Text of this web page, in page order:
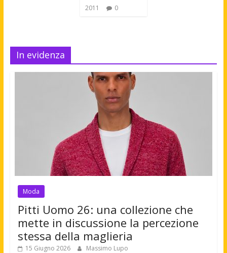
2011
0
In evidenza
Moda
Pitti Uomo 26: una collezione che
mette in discussione la percezione
stessa della maglieria
15 Giugno 2026 Massimo Lupo